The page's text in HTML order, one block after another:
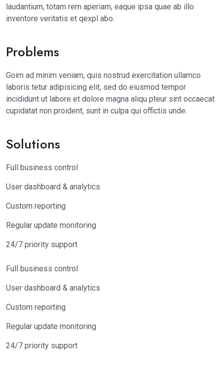
laudantium, totam rem aperiam, eaque ipsa quae ab illo
inventore veritatis et qexpl abo.
Problems
Goim ad minim veniam, quis nostrud exercitation ullamco
laboris tetur adipisicing elit, sed do eiusmod tempor
incididunt ut labore et dolore magna aliqu pteur sint occaecat
cupidatat non proident, sunt in culpa qui offictis unde.
Solutions
Full business control
User dashboard & analytics
Custom reporting
Regular update monitoring
24/7 priority support
Full business control
User dashboard & analytics
Custom reporting
Regular update monitoring
24/7 priority support